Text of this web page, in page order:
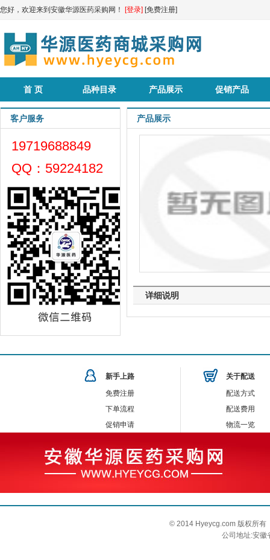
您好，欢迎来到安徽华源医药采购网！ [登录] [免费注册]
首 页 品种目录 产品展示 促销产品
客户服务
19719688849
QQ：59224182
产品展示
详细说明
新手上路
免费注册
下单流程
促销申请
关于配送
配送方式
配送费用
物流一览
© 2014 Hyeycg.com 版权所有
公司地址:安